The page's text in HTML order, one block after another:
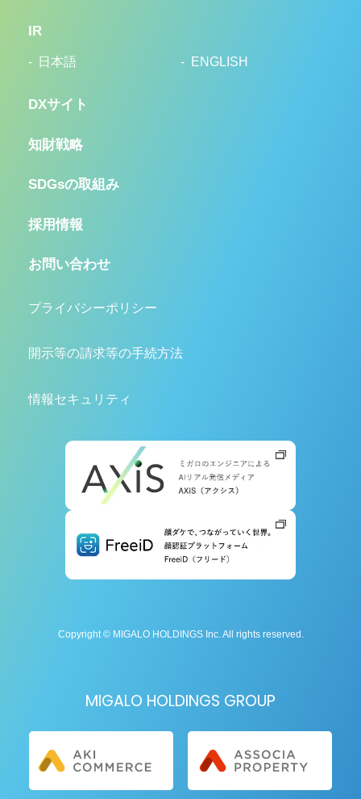
IR
日本語 ENGLISH
DXサイト
知財戦略
SDGsの取組み
採用情報
お問い合わせ
プライバシーポリシー
開示等の請求等の手続方法
情報セキュリティ
Copyright © MIGALO HOLDINGS Inc. All rights reserved.
MIGALO HOLDINGS GROUP